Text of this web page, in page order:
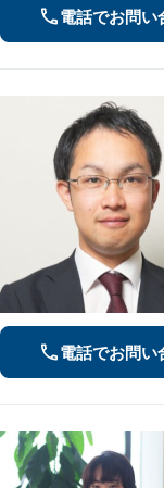
電話でお問い
電話でお問い